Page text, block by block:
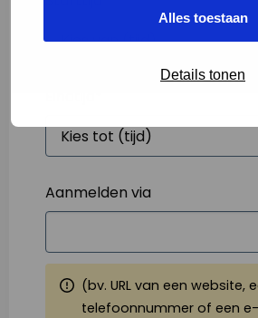
Alles toestaan
Details tonen
Aanmelden via
(bv. URL van een website,
telefoonnummer of een